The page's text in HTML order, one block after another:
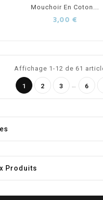
au
Mouchoir En Coton...
3,00 €Prix
Affichage 1-12 de 61
1 2 3 … 6
Produits